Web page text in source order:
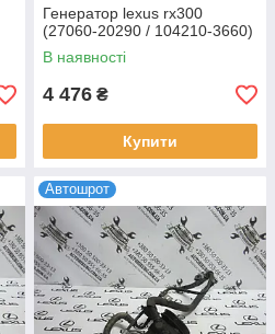
Генератор lexus rx300
(27060-20290 / 104210-3660)
В наявності
4 476 ₴
Купити
Автошрот